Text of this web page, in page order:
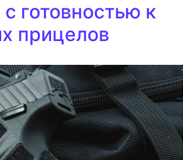
готовностью к
прицелов